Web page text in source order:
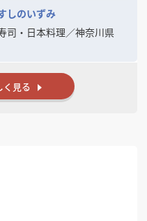
しのいずみ
司・日本料理／神奈川県
く見る